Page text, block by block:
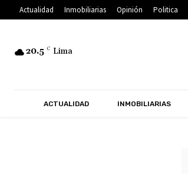
Actualidad Inmobiliarias Opinión Politica
20.5 C Lima
ACTUALIDAD INMOBILIARIAS